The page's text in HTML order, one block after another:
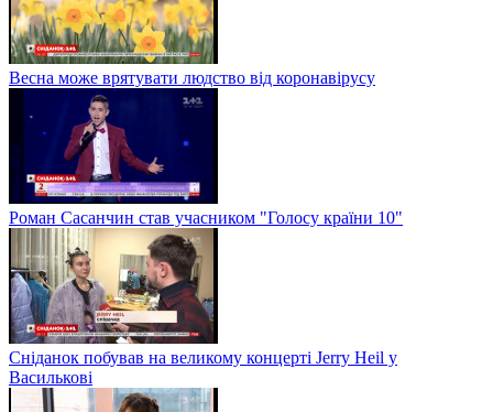
Весна може врятувати людство від коронавірусу
Роман Сасанчин став учасником "Голосу країни 10"
Сніданок побував на великому концерті Jerry Heil у
Василькові